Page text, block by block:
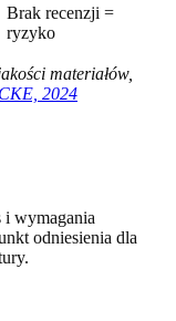
Brak recenzji =
ryzyko
materiałów,
CKE, 2024
wymagania
odniesienia dla